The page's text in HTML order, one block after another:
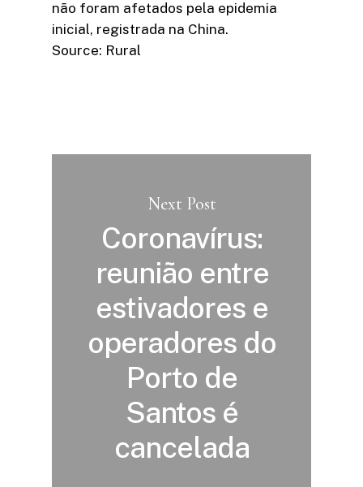
não foram afetados pela epidemia
inicial, registrada na China.
Source: Rural
Next Post
Coronavírus:
reunião entre
estivadores e
operadores do
Porto de
Santos é
cancelada